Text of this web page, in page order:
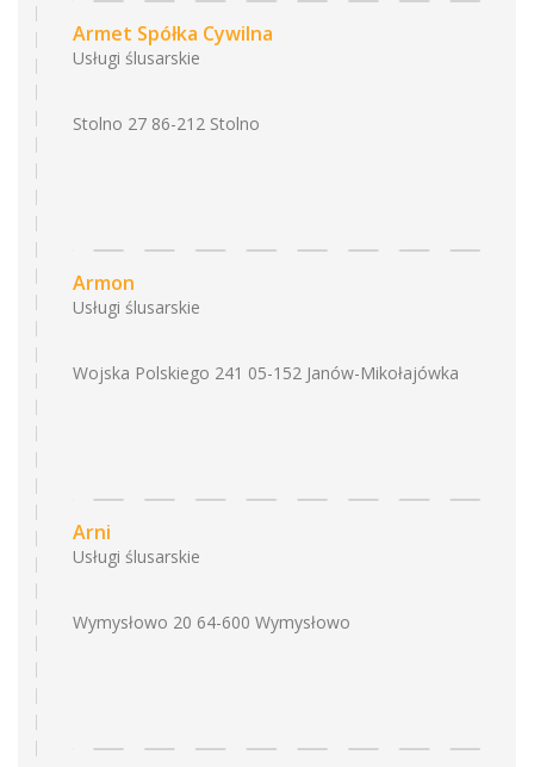
Armet Spółka Cywilna
Usługi ślusarskie
Stolno 27 86-212 Stolno
Armon
Usługi ślusarskie
Wojska Polskiego 241 05-152 Janów-Mikołajówka
Arni
Usługi ślusarskie
Wymysłowo 20 64-600 Wymysłowo